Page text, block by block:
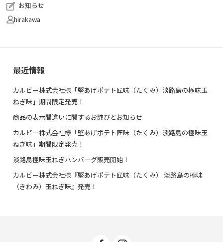
お知らせ
hirakawa
最近情報
カルビー株式会社様「堅あげポテト匠味（たくみ）淡路島の極味玉
ねぎ味」期間限定発売！
商品の表示間違いに関するお詫びとお知らせ
カルビー株式会社様「堅あげポテト匠味（たくみ）淡路島の極味玉
ねぎ味」期間限定発売！
淡路島極味玉ねぎハンバーグ販売開始！
カルビー株式会社様『堅あげポテト匠味（たくみ） 淡路島の極味
（きわみ）玉ねぎ味』発売！